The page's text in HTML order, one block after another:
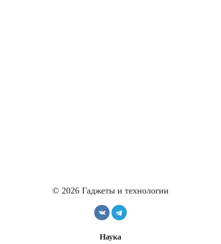
© 2026 Гаджеты и технологии
Наука